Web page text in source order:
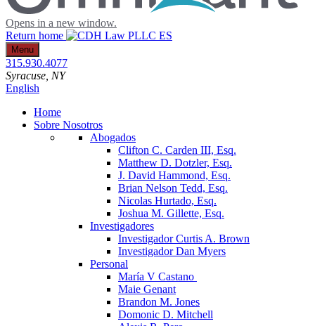
Opens in a new window.
Return home
Menu
315.930.4077
Syracuse , NY
English
Home
Sobre Nosotros
Abogados
Clifton C. Carden III, Esq.
Matthew D. Dotzler, Esq.
J. David Hammond, Esq.
Brian Nelson Tedd, Esq.
Nicolas Hurtado, Esq.
Joshua M. Gillette, Esq.
Investigadores
Investigador Curtis A. Brown
Investigador Dan Myers
Personal
María V Castano
Maie Genant
Brandon M. Jones
Domonic D. Mitchell